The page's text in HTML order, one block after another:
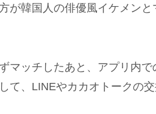
が韓国人の俳優風イケメン
マッチしたあと、アプリ内
て、LINEやカカオトークの